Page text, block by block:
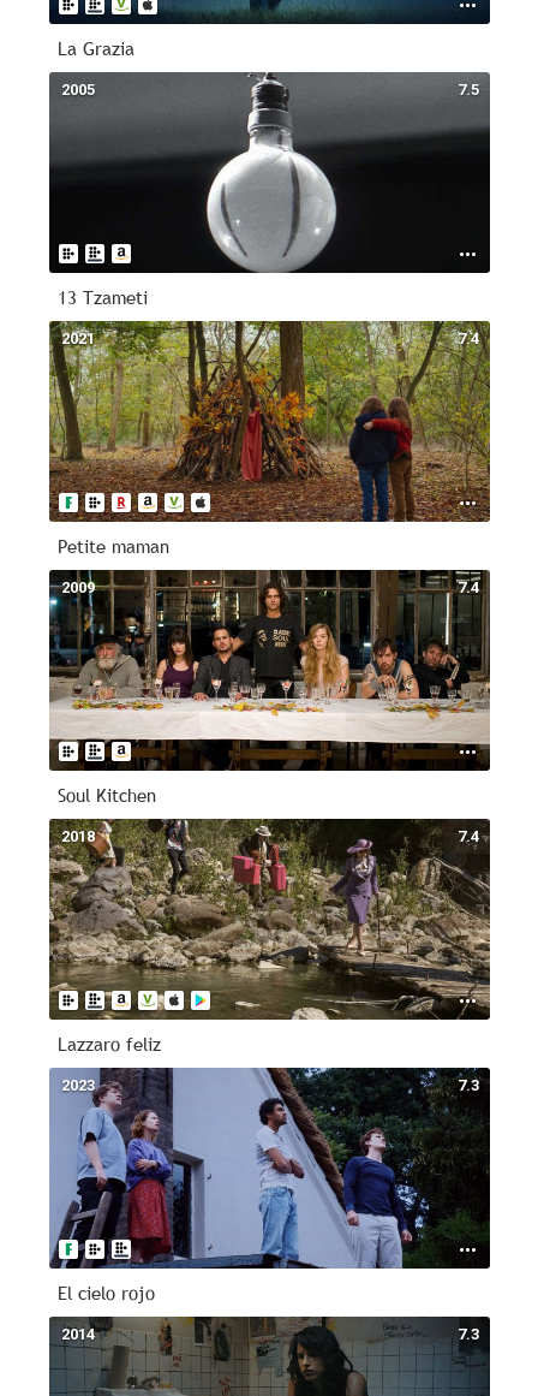
La Grazia
7.5
2005
13 Tzameti
7.4
2021
Petite maman
7.4
2009
Soul Kitchen
7.4
2018
Lazzaro feliz
7.3
2023
El cielo rojo
7.3
2014